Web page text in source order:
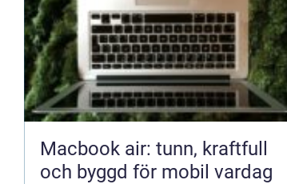
Macbook air: tunn, kraftfull
och byggd för mobil vardag